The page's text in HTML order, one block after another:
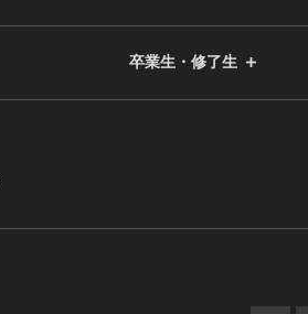
卒業生・修了生